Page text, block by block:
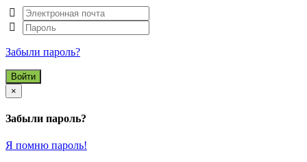
Забыли пароль?
×
Забыли пароль?
Я помню пароль!